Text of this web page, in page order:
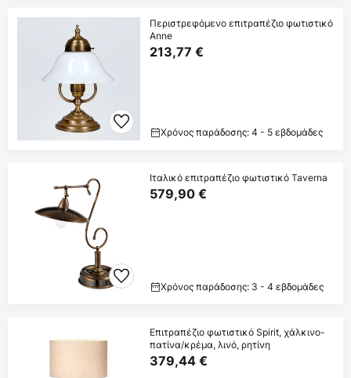
Περιστρεφόμενο επιτραπέζιο φωτιστικό
Anne
213,77 €
Χρόνος παράδοσης: 4 - 5 εβδομάδες
Ιταλικό επιτραπέζιο φωτιστικό Taverna
579,90 €
Χρόνος παράδοσης: 3 - 4 εβδομάδες
Επιτραπέζιο φωτιστικό Spirit, χάλκινο-
πατίνα/κρέμα, λινό, ρητίνη
379,44 €